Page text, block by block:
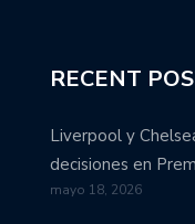
RECENT
Liverpool y
decisiones en
mayo 18, 2026